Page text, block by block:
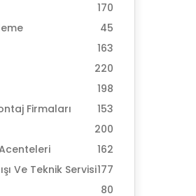
170
45
163
220
198
Firmaları
153
200
162
Ve Teknik Servisi177
80